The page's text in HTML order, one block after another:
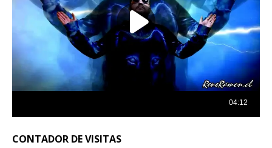
CONTADOR DE VISITAS